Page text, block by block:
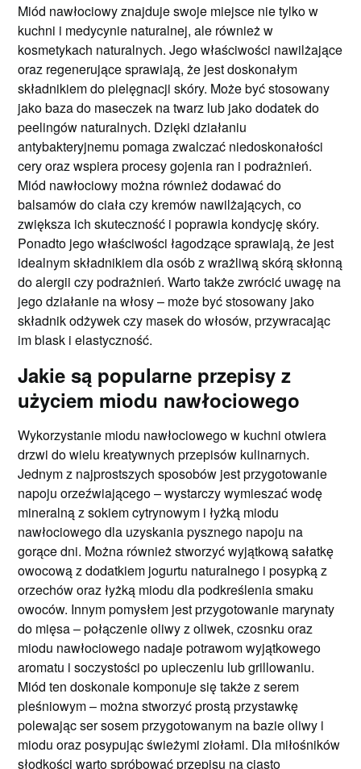
Miód nawłociowy znajduje swoje miejsce nie tylko w
kuchni i medycynie naturalnej, ale również w
kosmetykach naturalnych. Jego właściwości nawilżające
oraz regenerujące sprawiają, że jest doskonałym
składnikiem do pielęgnacji skóry. Może być stosowany
jako baza do maseczek na twarz lub jako dodatek do
peelingów naturalnych. Dzięki działaniu
antybakteryjnemu pomaga zwalczać niedoskonałości
cery oraz wspiera procesy gojenia ran i podrażnień.
Miód nawłociowy można również dodawać do
balsamów do ciała czy kremów nawilżających, co
zwiększa ich skuteczność i poprawia kondycję skóry.
Ponadto jego właściwości łagodzące sprawiają, że jest
idealnym składnikiem dla osób z wrażliwą skórą skłonną
do alergii czy podrażnień. Warto także zwrócić uwagę na
jego działanie na włosy – może być stosowany jako
składnik odżywek czy masek do włosów, przywracając
im blask i elastyczność.
Jakie są popularne przepisy z
użyciem miodu nawłociowego
Wykorzystanie miodu nawłociowego w kuchni otwiera
drzwi do wielu kreatywnych przepisów kulinarnych.
Jednym z najprostszych sposobów jest przygotowanie
napoju orzeźwiającego – wystarczy wymieszać wodę
mineralną z sokiem cytrynowym i łyżką miodu
nawłociowego dla uzyskania pysznego napoju na
gorące dni. Można również stworzyć wyjątkową sałatkę
owocową z dodatkiem jogurtu naturalnego i posypką z
orzechów oraz łyżką miodu dla podkreślenia smaku
owoców. Innym pomysłem jest przygotowanie marynaty
do mięsa – połączenie oliwy z oliwek, czosnku oraz
miodu nawłociowego nadaje potrawom wyjątkowego
aromatu i soczystości po upieczeniu lub grillowaniu.
Miód ten doskonale komponuje się także z serem
pleśniowym – można stworzyć prostą przystawkę
polewając ser sosem przygotowanym na bazie oliwy i
miodu oraz posypując świeżymi ziołami. Dla miłośników
słodkości warto spróbować przepisu na ciasto